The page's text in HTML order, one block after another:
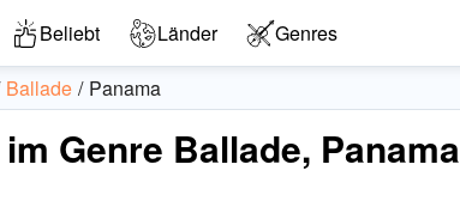
Beliebt Länder Genres
Ballade Panama
Genre Ballade, Panama